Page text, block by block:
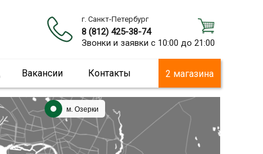
г. Санкт-Петербург
8 (812) 425-38-74
Звонки и заявки с 10:00 до 21:00
Вакансии Контакты 2 магазина
м. Озерки